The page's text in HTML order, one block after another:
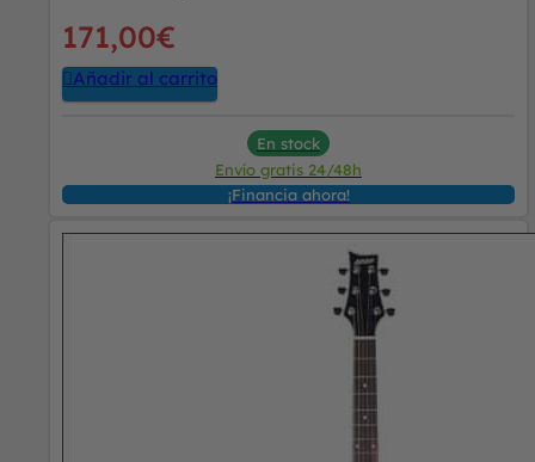
171,00€
Añadir al carrito
En stock
Envío gratis 24/48h
¡Financia ahora!